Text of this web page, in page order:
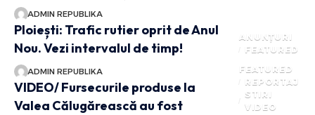
ADMIN REPUBLIKA
ANUNȚURI
FEATURED
Ploiești: Trafic rutier oprit de Anul
Nou. Vezi intervalul de timp!
ADMIN REPUBLIKA
FEATURED
REPORTAJ
STIRI
VIDEO
VIDEO/ Fursecurile produse la
Valea Călugărească au fost